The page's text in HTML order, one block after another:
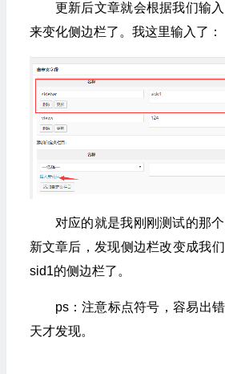
更新后文章就会根据我们输
来变化侧边栏了。我这里输入了：
对应的就是我刚刚测试的那
新文章后，发现侧边栏改变成我
sid1的侧边栏了。
ps：注意标点符号，容易出
天才发现。